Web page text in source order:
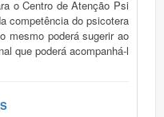
o Centro de Atenção Psi
competência do psicotera
mesmo poderá sugerir ao
que poderá acompanhá-l